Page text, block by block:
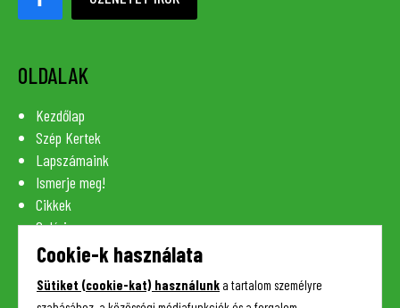
OLDALAK
Kezdőlap
Szép Kertek
Lapszámaink
Ismerje meg!
Cikkek
Galéria
Szaknévsor
Kapcsolat
Cookie-k használata
Sütiket (cookie-kat) használunk a tartalom személyre